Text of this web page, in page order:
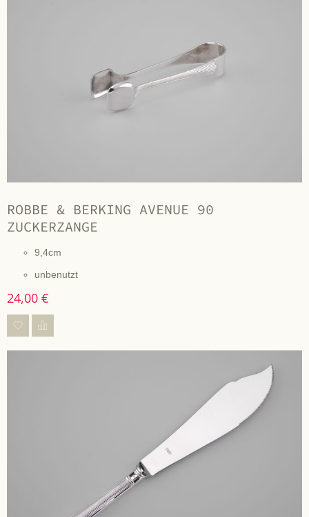
ROBBE & BERKING AVENUE 90
ZUCKERZANGE
9,4cm
unbenutzt
24,00 €